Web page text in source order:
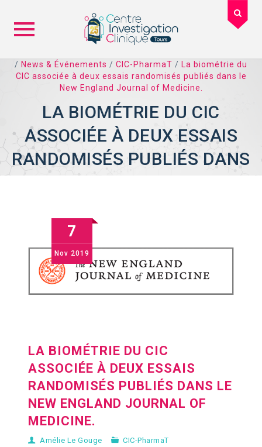
Skip
to
/ News & Événements / CIC-PharmaT / La biométrie du
CIC associée à deux essais randomisés publiés dans le
New England Journal of Medicine.
LA BIOMÉTRIE DU CIC
ASSOCIÉE À DEUX ESSAIS
RANDOMISÉS PUBLIÉS DANS
LE NEW ENGLAND JOURNAL
7
Nov 2019
LA BIOMÉTRIE DU CIC
ASSOCIÉE À DEUX ESSAIS
RANDOMISÉS PUBLIÉS DANS LE
NEW ENGLAND JOURNAL OF
MEDICINE.
Amélie Le Gouge CIC-PharmaT